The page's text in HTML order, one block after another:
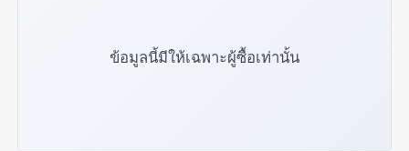
ข้อมูลนี้มีให้เฉพาะผู้ซื้อเท่านั้น